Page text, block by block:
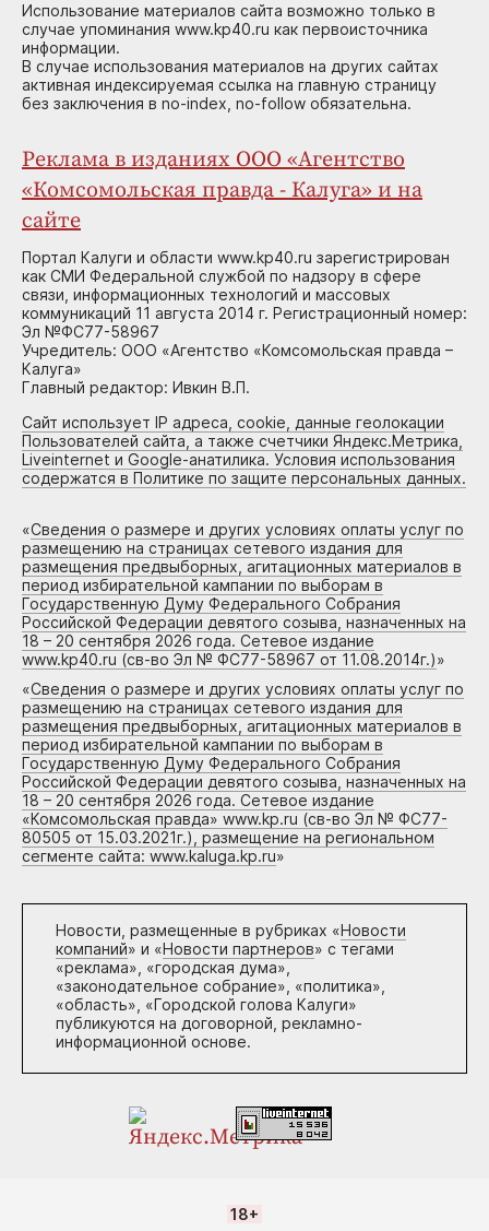
Использование материалов сайта возможно только в
случае упоминания www.kp40.ru как первоисточника
информации.
В случае использования материалов на других сайтах
активная индексируемая ссылка на главную страницу
без заключения в no-index, no-follow обязательна.
Реклама в изданиях ООО «Агентство
«Комсомольская правда - Калуга» и на
сайте
Портал Калуги и области www.kp40.ru зарегистрирован
как СМИ Федеральной службой по надзору в сфере
связи, информационных технологий и массовых
коммуникаций 11 августа 2014 г. Регистрационный номер:
Эл №ФС77-58967
Учредитель: ООО «Агентство «Комсомольская правда –
Калуга»
Главный редактор: Ивкин В.П.
Сайт использует IP адреса, cookie, данные геолокации
Пользователей сайта, а также счетчики Яндекс.Метрика,
Liveinternet и Google-анатилика. Условия использования
содержатся в Политике по защите персональных данных.
«Сведения о размере и других условиях оплаты услуг по
размещению на страницах сетевого издания для
размещения предвыборных, агитационных материалов в
период избирательной кампании по выборам в
Государственную Думу Федерального Собрания
Российской Федерации девятого созыва, назначенных на
18 – 20 сентября 2026 года. Сетевое издание
www.kp40.ru (св-во Эл № ФС77-58967 от 11.08.2014г.)»
«Сведения о размере и других условиях оплаты услуг по
размещению на страницах сетевого издания для
размещения предвыборных, агитационных материалов в
период избирательной кампании по выборам в
Государственную Думу Федерального Собрания
Российской Федерации девятого созыва, назначенных на
18 – 20 сентября 2026 года. Сетевое издание
«Комсомольская правда» www.kp.ru (св-во Эл № ФС77-
80505 от 15.03.2021г.), размещение на региональном
сегменте сайта: www.kaluga.kp.ru»
Новости, размещенные в рубриках «Новости
компаний» и «Новости партнеров» с тегами
«реклама», «городская дума»,
«законодательное собрание», «политика»,
«область», «Городской голова Калуги»
публикуются на договорной, рекламно-
информационной основе.
18+